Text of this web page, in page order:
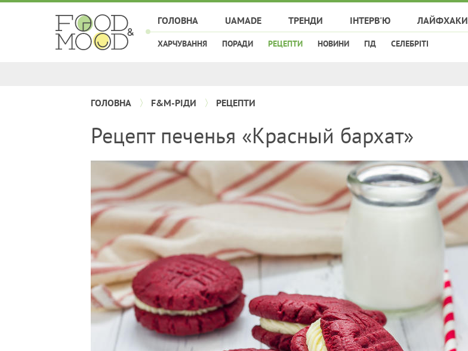
ГОЛОВНА UAMADE ТРЕНДИ ІНТЕРВ'Ю ЛАЙФХАКИ
ХАРЧУВАННЯ ПОРАДИ РЕЦЕПТИ НОВИНИ ГІД СЕЛЕБРІТІ
ГОЛОВНА F&M-РІДИ РЕЦЕПТИ
Рецепт печенья «Красный бархат»